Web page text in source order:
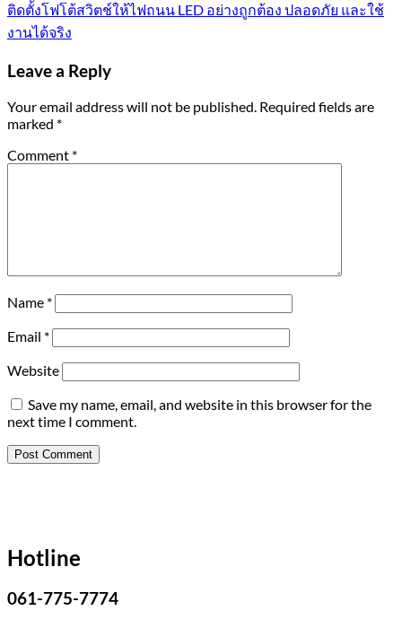
ติดตั้งโฟโต้สวิตช์ให้ไฟถนน LED อย่างถูกต้อง ปลอดภัย และใช้
งานได้จริง
Leave a Reply
Your email address will not be published. Required fields are
marked *
Comment *
Name *
Email *
Website
Save my name, email, and website in this browser for the
next time I comment.
Hotline
061-775-7774